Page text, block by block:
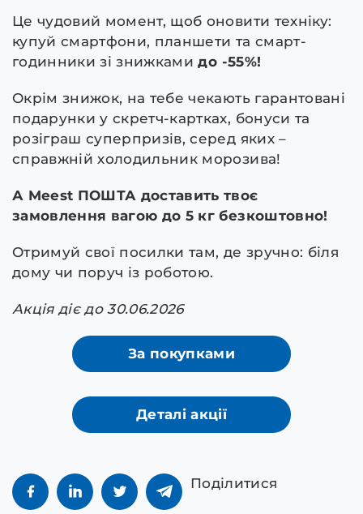
Це чудовий момент, щоб оновити техніку:
купуй смартфони, планшети та смарт-
годинники зі знижкамидо -55%!
Окрім знижок, на тебе чекають гарантовані
подарунки у скретч-картках, бонуси та
розіграш суперпризів, серед яких –
справжній холодильник морозива!
А Meest ПОШТА доставить твоє
замовлення вагою до 5 кг безкоштовно!
Отримуй свої посилки там, де зручно: біля
дому чи поруч із роботою.
Акція діє до 30.06.2026
За покупками
Деталі акції
Поділитися